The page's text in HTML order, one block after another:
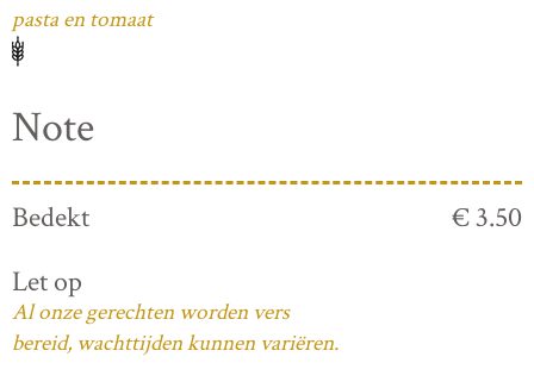
pasta en tomaat
Note
Bedekt
€ 3.50
Let op
Al onze gerechten worden vers
bereid, wachttijden kunnen variëren.